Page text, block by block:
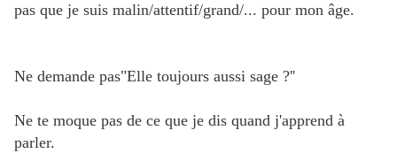
pas que je suis malin/attentif/grand/... pour mon âge.
Ne demande pas"Elle toujours aussi sage ?''
Ne te moque pas de ce que je dis quand j'apprend à
parler.